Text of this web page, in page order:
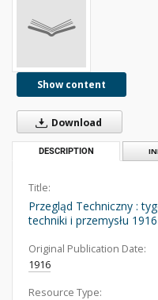
Show content
Download
DESCRIPTION
Title:
Przegląd Techniczny :
techniki i przemysłu
Original Publication Date:
1916
Resource Type: